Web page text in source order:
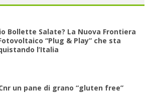
Bollette Salate? La Nuova Frontiera
“Plug & Play” che sta
l’Italia
un pane di grano “gluten free”